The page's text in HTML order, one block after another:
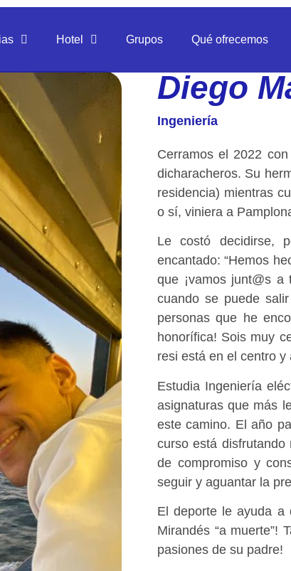
Hotel Grupos Qué ofrecemos
Diego
Ingeniería
Cerramos el 2022
dicharacheros. Su
residencia) mientras
o sí, viniera a
Le costó decidirse,
encantado: “Hemos
que ¡vamos junt@s
cuando se puede
personas que he
honorífica! Sois muy
resi está en el centro y
Estudia Ingeniería
asignaturas que más
este camino. El año
curso está disfrutando
de compromiso y
seguir y aguantar la
El deporte le ayuda a
Mirandés “a muerte”!
pasiones de su padre!